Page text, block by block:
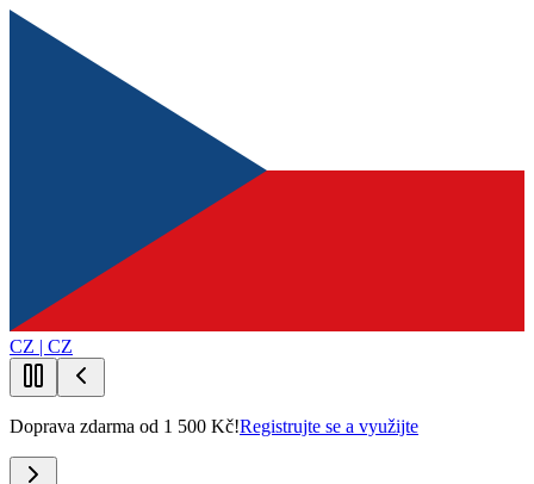
CZ | CZ
Doprava zdarma od 1 500 Kč!Registrujte se a využijte